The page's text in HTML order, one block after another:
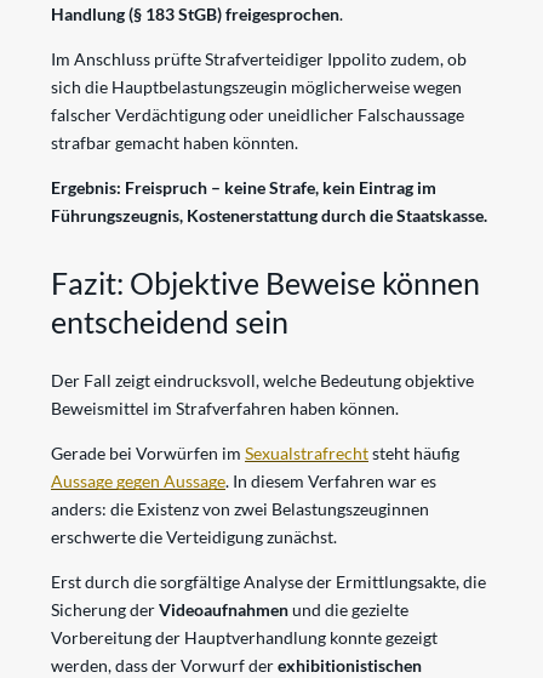
Handlung (§ 183 StGB)freigesprochen.
Im Anschluss prüfte Strafverteidiger Ippolito zudem, ob
sich die Hauptbelastungszeugin möglicherweise wegen
falscher Verdächtigung oder uneidlicher Falschaussage
strafbar gemacht haben könnten.
Ergebnis: Freispruch – keine Strafe, kein Eintrag im
Führungszeugnis, Kostenerstattung durch die Staatskasse.
Fazit: Objektive Beweise können
entscheidend sein
Der Fall zeigt eindrucksvoll, welche Bedeutung objektive
Beweismittel im Strafverfahren haben können.
Gerade bei Vorwürfen im Sexualstrafrechtsteht häufig
Aussage gegen Aussage. In diesem Verfahren war es
anders: die Existenz von zwei Belastungszeuginnen
erschwerte die Verteidigung zunächst.
Erst durch die sorgfältige Analyse der Ermittlungsakte, die
Sicherung derVideoaufnahmenund die gezielte
Vorbereitung der Hauptverhandlung konnte gezeigt
werden, dass der Vorwurf derexhibitionistischen